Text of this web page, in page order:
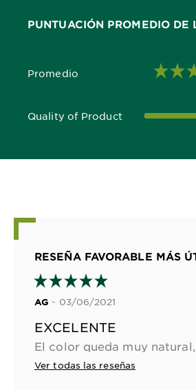
PUNTUACIÓN PROMEDIO DE
Promedio
5.0 out of 5 stars
Quality of Product
5.0 out of 5 stars
RESEÑA FAVORABLE MÁS
AG - 03/06/2021
EXCELENTE
Ver todas las reseñas